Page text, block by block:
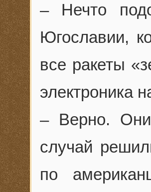
– Нечто
Югославии,
все ракеты
электроника
– Верно.
случай
по